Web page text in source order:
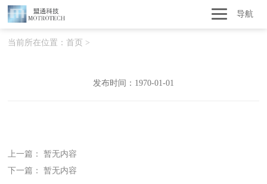
导航
当前所在位置：首页 >
发布时间：1970-01-01
上一篇： 暂无内容
下一篇： 暂无内容